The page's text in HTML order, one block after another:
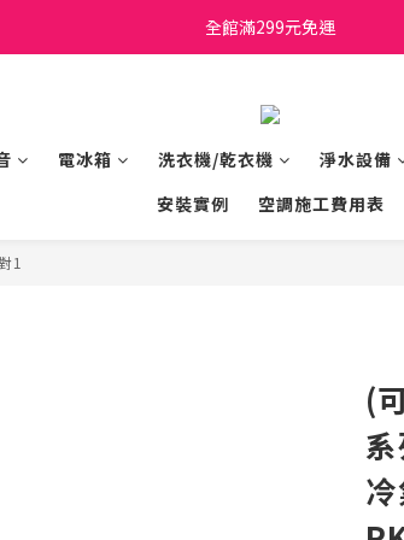
日立家電、國際牌 原廠管制價格 私訊優
全館滿299元免運
電冰箱 洗衣機/乾衣機 淨水設備
安裝實例
空調施工費用表
1
(